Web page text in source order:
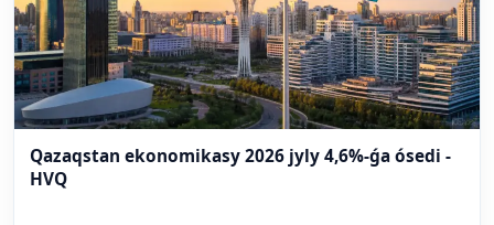
Qazaqstan ekonomikasy 2026 jyly 4,6%-ǵa ósedi -
HVQ